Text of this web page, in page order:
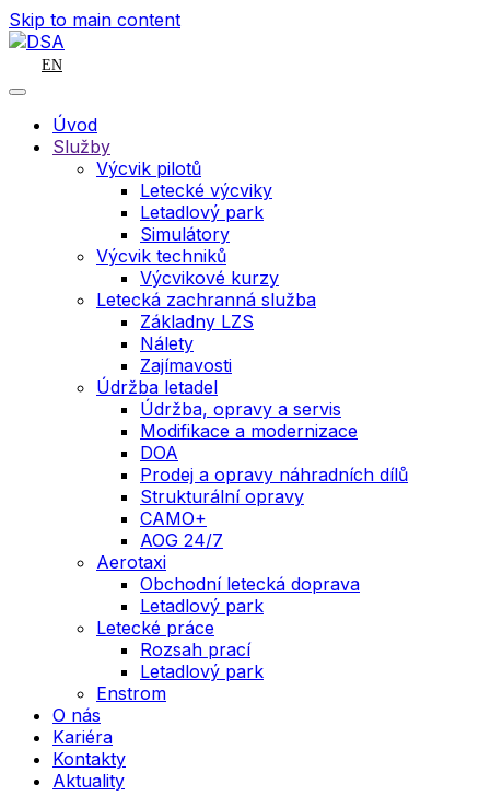
Skip to main content
EN
Úvod
Služby
Výcvik pilotů
Letecké výcviky
Letadlový park
Simulátory
Výcvik techniků
Výcvikové kurzy
Letecká zachranná služba
Základny LZS
Nálety
Zajímavosti
Údržba letadel
Údržba, opravy a servis
Modifikace a modernizace
DOA
Prodej a opravy náhradních dílů
Strukturální opravy
CAMO+
AOG 24/7
Aerotaxi
Obchodní letecká doprava
Letadlový park
Letecké práce
Rozsah prací
Letadlový park
Enstrom
O nás
Kariéra
Kontakty
Aktuality